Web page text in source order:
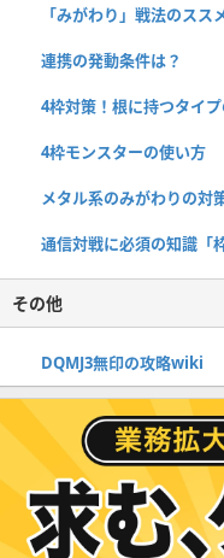
「みがわり」戦法のスス
連携の発動条件は？
4枠対策！根に持つタイ
4枠モンスターの使い方
メタル系のみがわりの対
通信対戦に必須の知識「
その他
DQMJ3無印の攻略wiki